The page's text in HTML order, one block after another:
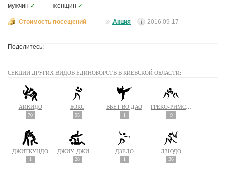
мужчин ✓ женщин ✓
Стоимость посещений Акция 2016.09.17
Поделитесь:
СЕКЦИИ ДРУГИХ ВИДОВ ЕДИНОБОРСТВ В КИЕВСКОЙ ОБЛАСТИ:
АЙКИДО
70
БОКС
95
ВЬЕТ ВО ДАО
1 9
ДЖИТКУНДО
1 28
ДЗЁДО
1
ДЗЮДО
36